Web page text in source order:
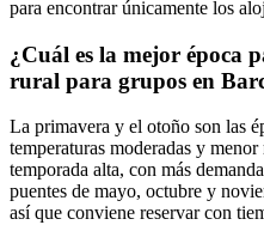
para encontrar únicamente los
¿Cuál es la mejor época
rural para grupos en
La primavera y el otoño son las
temperaturas moderadas y
temporada alta, con más
puentes de mayo, octubre y
así que conviene reservar con